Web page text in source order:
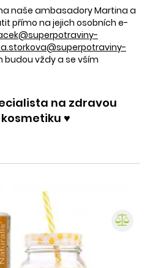
naše ambasadory Martina a
přímo na jejich osobních e-
budou vždy a se vším
na zdravou
♥️